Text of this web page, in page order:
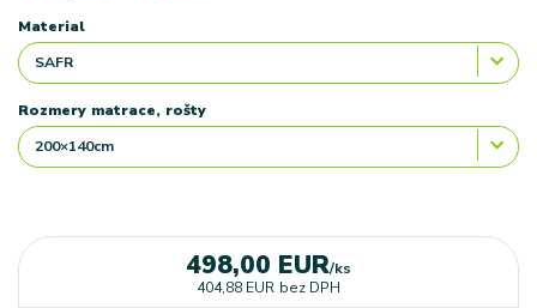
Material
Rozmery matrace, rošty
498,00 EUR/ks
404,88 EUR bez DPH